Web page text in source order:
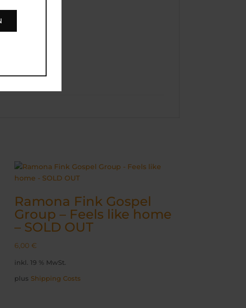
Ramona Fink Gospel
Group – Feels like home
– SOLD OUT
6,00 €
inkl. 19 % MwSt.
plus Shipping Costs